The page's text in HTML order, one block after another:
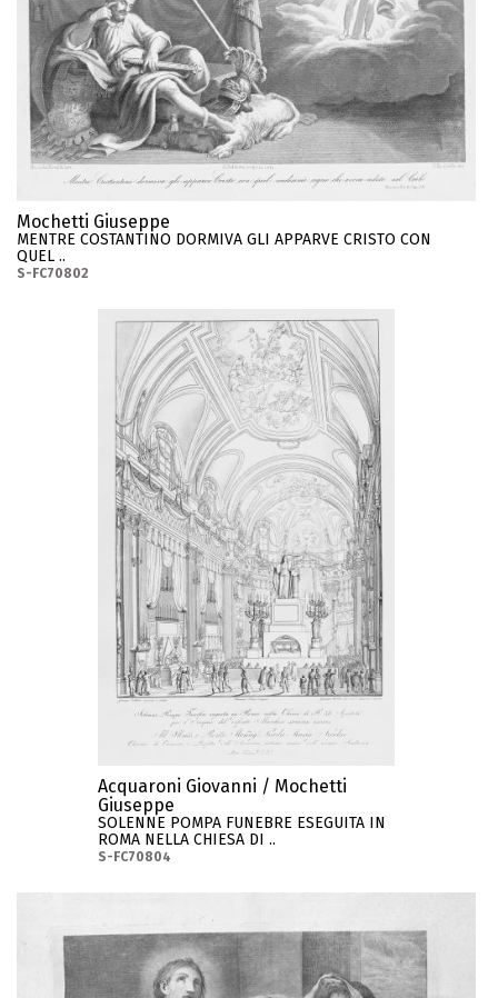
Mochetti Giuseppe
MENTRE COSTANTINO DORMIVA GLI APPARVE CRISTO CON
QUEL ..
S-FC70802
Acquaroni Giovanni / Mochetti
Giuseppe
SOLENNE POMPA FUNEBRE ESEGUITA IN
ROMA NELLA CHIESA DI ..
S-FC70804